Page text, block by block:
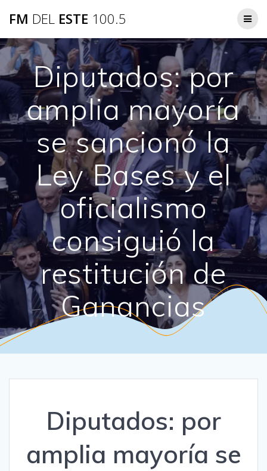
FM DEL ESTE 100.5
Diputados: por
amplia mayoría
se sancionó la
Ley Bases y el
oficialismo
consiguió la
restitución de
Ganancias
Diputados: por
amplia mayoría se